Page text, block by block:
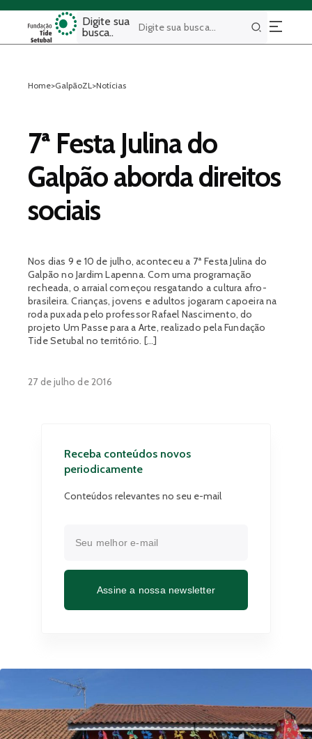
Digite sua
busca..
Buscar
Home>GalpãoZL>Notícias
7ª Festa Julina do
Galpão aborda direitos
sociais
Nos dias 9 e 10 de julho, aconteceu a 7ª Festa Julina do
Galpão no Jardim Lapenna. Com uma programação
recheada, o arraial começou resgatando a cultura afro-
brasileira. Crianças, jovens e adultos jogaram capoeira na
roda puxada pelo professor Rafael Nascimento, do
projeto Um Passe para a Arte, realizado pela Fundação
Tide Setubal no território. […]
27 de julho de 2016
Receba conteúdos novos
periodicamente
Conteúdos relevantes no seu e-mail
Assine a nossa newsletter